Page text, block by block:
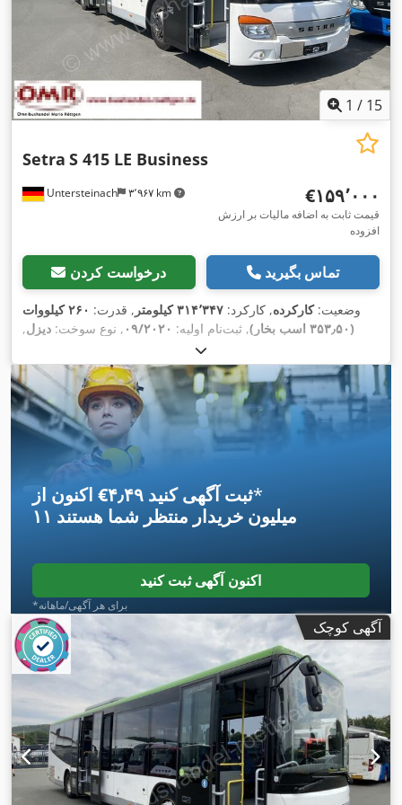
1 / 15
Untersteinach ۳٬۹۶۷ km
Setra S 415 LE Business
‎€۱۵۹٬۰۰۰
قیمت ثابت به اضافه مالیات بر ارزش
افزوده
درخواست کردن تماس بگیرید
وضعیت:کارکرده, کارکرد: ۳۱۴٬۳۴۷ کیلومتر , قدرت:
۲۶۰ کیلووات
(۳۵۳٫۵۰ اسب بخار)
, ثبت‌نام اولیه: ۰۹/۲۰۲۰ , نوع سوخت: دیزل,
, نوع چرخ‌دنده:
سفید, ترمزها:رتاردر, طول کل:۱۲٬۳۳۰ میلی‌متر , عرض کل:۳٬۳۵۰
میلی‌متر, ارتفاع کل:۲٬۵۵۰ میلی‌متر , سال ساخت:۲۰۲۰
, تجهیزات:
اِی‌بی‌اِس‎, برنامه پایداری الکترونیکی (ESP), تهویه مطبوع, فرمان
هیدرولیک, چراغ مه شکن
اکنون از ‎€۴٫۴۹ ثبت آگهی کنید*
۱۱ میلیون خریدار منتظر شما هستند
اکنون آگهی ثبت کنید
*برای هر آگهی/ماهانه
آگهی کوچک